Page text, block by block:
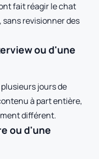
fait réagir le chat
revisionner des
ou d'une
jours de
à part entière,
différent.
ou d'une